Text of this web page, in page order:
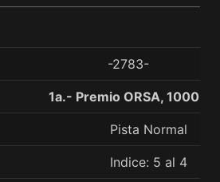
-2783-
1a.- Premio ORSA, 1000
Pista Normal
Indice: 5 al 4